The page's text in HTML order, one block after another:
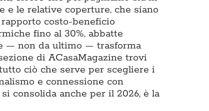
le relative coperture, che siano
costo-beneficio
fino al 30%, abbatte
— non da ultimo — trasforma
di ACasaMagazine trovi
ciò che serve per scegliere i
e connessione con
consolida anche per il 2026, è la